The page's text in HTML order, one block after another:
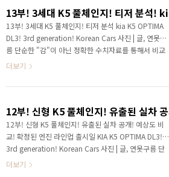
를 얻고 있습니다. 그 중에서도 가장 인상적인 차량이 있
다면 저는 소형 SUV의 기준 자체를 바뀐 셀토스라고 생
각합니다. 출시 전부터 멋진 디자인에 이슈가 되었고, 이
후 높은 가격에 이슈가 되었지만, 단숨에 소형 SUV 1위
차량이 있다면 기아차의..
13부! 3세대 K5 풀체인지! 티저 분석 kia K5 OPTIMA
DL3! 3rd generation! Korean Cars 사진 | 글, 연못구
름 단순한 "감"이 아닌 정확한 수치자료를 통해서 비교
분석 자료를 제시하는 연못구름입니다! 안녕하세요? 연
되었습니다. 관심 있는 분들께서는 이미 티저를 보셨고,
것 같습니다. 연못구름도 꼼꼼하게 비교해 보면서 3세대
K5의 높은 경쟁력 때문에, 이 정도라면 신형 쏘나타와 제
대로 한번 경쟁해 볼만 하겠다는 생각을 하게 되었습니
다. #. 유출된 중국형 K5 이미지! 왜곡 VS 보정 먼저 보실
석해 드..
더보기
12부! 신형 K5 풀체인지! 유출된 실차 공개! 예상도 비
교! 확정된 엔진 라인업 출시일 KIA K5 OPTIMA DL3!
3rd generation! Korean Cars 사진 | 글, 연못구름 단
순한 "감"이 아닌 정확한 수치자료를 통해서 비교 분석
더보기